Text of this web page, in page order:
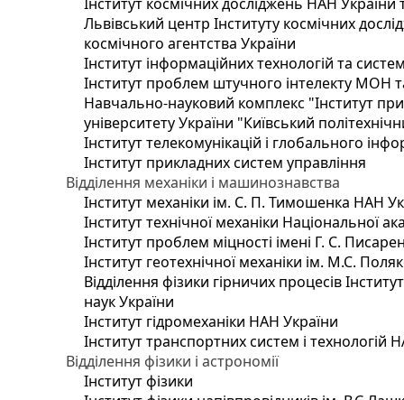
Львівський центр Інституту космічних
космічного агентства України
Інститут інформаційних технологій та
Інститут проблем штучного інтелекту МОН
Навчально-науковий комплекс "Інститут
університету України "Київський
Інститут телекомунікацій і глобального
Інститут прикладних систем управління
Відділення механіки і машинознавства
Інститут механіки ім. С. П. Тимошенка НАН
Інститут технічної механіки Національної
Інститут проблем міцності імені Г. С.
Інститут геотехнічної механіки ім. М.С.
Відділення фізики гірничих процесів
наук України
Інститут гідромеханіки НАН України
Інститут транспортних систем і технологій
Відділення фізики і астрономії
Інститут фізики